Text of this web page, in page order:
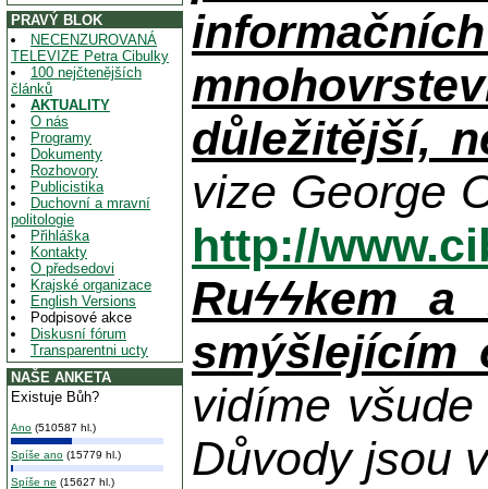
PRAVÝ BLOK
NECENZUROVANÁ
TELEVIZE Petra Cibulky
100 nejčtenějších
článků
AKTUALITY
O nás
Programy
Dokumenty
Rozhovory
Publicistika
Duchovní a mravní
politologie
Přihláška
Kontakty
O předsedovi
Krajské organizace
English Versions
Podpisové akce
Diskusní fórum
Transparentni ucty
NAŠE ANKETA
Existuje Bůh?
Ano (510587 hl.)
Spíše ano (15779 hl.)
Spíše ne (15627 hl.)
důležitější,
vize George
http://
Ruϟϟkem
smýšlejícím
vidíme
Důvody jsou